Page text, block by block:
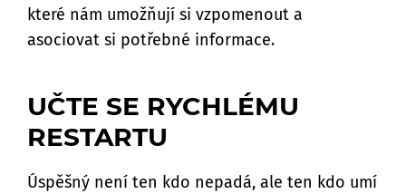
které nám umožňují si vzpomenout a
asociovat si potřebné informace.
UČTE SE RYCHLÉMU
RESTARTU
Úspěšný není ten kdo nepadá, ale ten kdo umí